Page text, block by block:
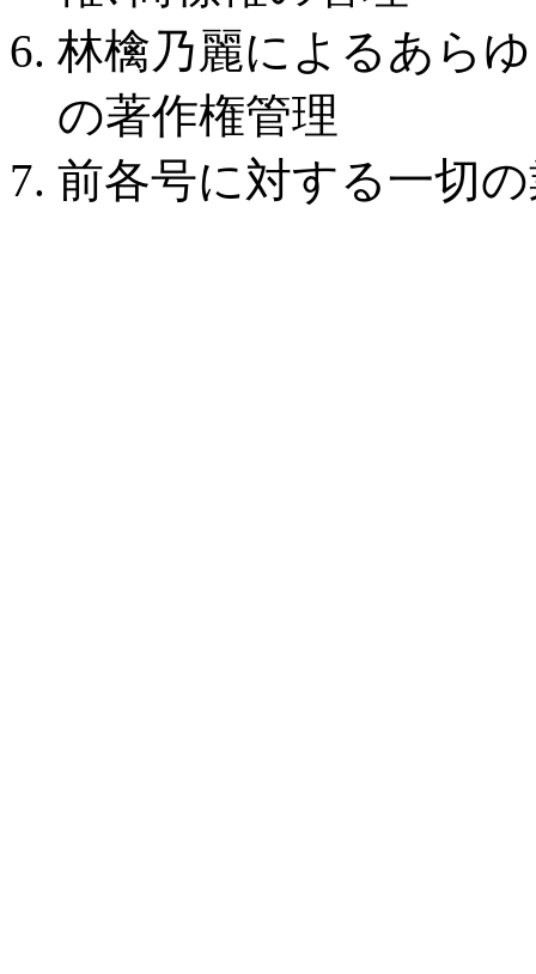
林檎乃麗によるあら
の著作権管理
前各号に対する一切